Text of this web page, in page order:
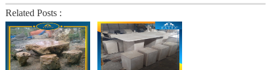
Related Posts :